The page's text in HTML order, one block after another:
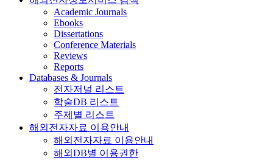
Academic Journals
Ebooks
Dissertations
Conference Materials
Reviews
Reports
Databases & Journals
전자저널 리스트
학술DB 리스트
주제별 리스트
해외전자자료 이용안내
해외전자자료 이용안내
해외DB별 이용권한